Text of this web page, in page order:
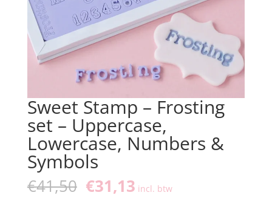
Sweet Stamp – Frosting
set – Uppercase,
Lowercase, Numbers &
Symbols
€41,50 Oorspronkelijke
prijs
€31,13Huidige
prijs
incl. btw